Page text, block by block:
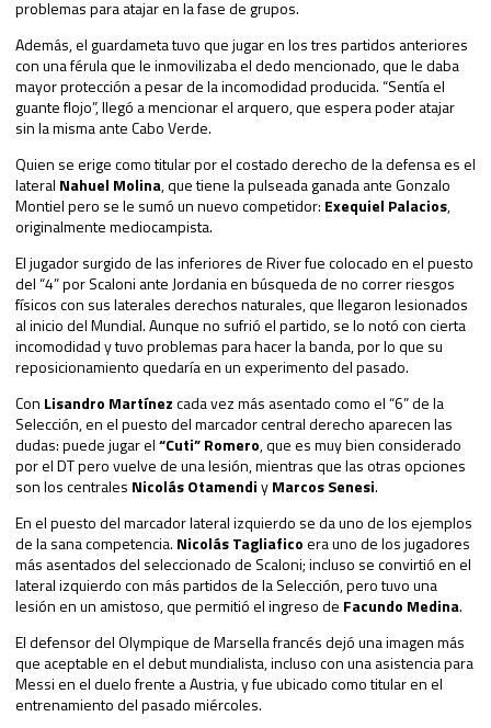
problemas para atajar en la fase de grupos.
Además, el guardameta tuvo que jugar en los tres partidos anteriores
con una férula que le inmovilizaba el dedo mencionado, que le daba
mayor protección a pesar de la incomodidad producida. “Sentía el
guante flojo”, llegó a mencionar el arquero, que espera poder atajar
sin la misma ante Cabo Verde.
Quien se erige como titular por el costado derecho de la defensa es el
lateral Nahuel Molina, que tiene la pulseada ganada ante Gonzalo
Montiel pero se le sumó un nuevo competidor: Exequiel Palacios,
originalmente mediocampista.
El jugador surgido de las inferiores de River fue colocado en el puesto
del “4” por Scaloni ante Jordania en búsqueda de no correr riesgos
físicos con sus laterales derechos naturales, que llegaron lesionados
al inicio del Mundial. Aunque no sufrió el partido, se lo notó con cierta
incomodidad y tuvo problemas para hacer la banda, por lo que su
reposicionamiento quedaría en un experimento del pasado.
Con Lisandro Martínezcada vez más asentado como el “6” de la
Selección, en el puesto del marcador central derecho aparecen las
dudas: puede jugar el“Cuti” Romero, que es muy bien considerado
por el DT pero vuelve de una lesión, mientras que las otras opciones
son los centrales Nicolás OtamendiyMarcos Senesi.
En el puesto del marcador lateral izquierdo se da uno de los ejemplos
de la sana competencia. Nicolás Tagliaficoera uno de los jugadores
más asentados del seleccionado de Scaloni; incluso se convirtió en el
lateral izquierdo con más partidos de la Selección, pero tuvo una
lesión en un amistoso, que permitió el ingreso de Facundo Medina.
El defensor del Olympique de Marsella francés dejó una imagen más
que aceptable en el debut mundialista, incluso con una asistencia para
Messi en el duelo frente a Austria, y fue ubicado como titular en el
entrenamiento del pasado miércoles.